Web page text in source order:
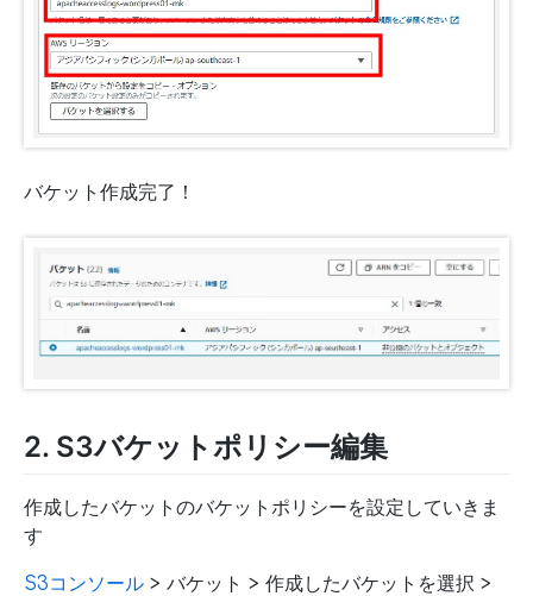
バケット作成完了！
2. S3バケットポリシー編集
作成したバケットのバケットポリシーを設定していきま
す
S3コンソール > バケット > 作成したバケットを選択 >